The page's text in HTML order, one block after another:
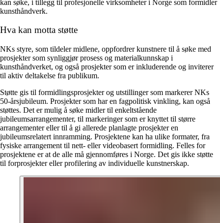
kan søke, i tillegg til profesjonelle virksomheter i Norge som formidler
kunsthåndverk.
Hva kan motta støtte
NKs styre, som tildeler midlene, oppfordrer kunstnere til å søke med
prosjekter som synliggjør prosess og materialkunnskap i
kunsthåndverket, og også prosjekter som er inkluderende og inviterer
til aktiv deltakelse fra publikum.
Støtte gis til formidlingsprosjekter og utstillinger som markerer NKs
50-årsjubileum. Prosjekter som har en fagpolitisk vinkling, kan også
støttes. Det er mulig å søke midler til enkeltstående
jubileumsarrangementer, til markeringer som er knyttet til større
arrangementer eller til å gi allerede planlagte prosjekter en
jubileumsrelatert innramming. Prosjektene kan ha ulike formater, fra
fysiske arrangement til nett- eller videobasert formidling. Felles for
prosjektene er at de alle må gjennomføres i Norge. Det gis ikke støtte
til forprosjekter eller profilering av individuelle kunstnerskap.